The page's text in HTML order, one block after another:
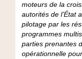
moteurs de la
autorités de l’État
pilotage par les
programmes
parties prenantes
opérationnelle